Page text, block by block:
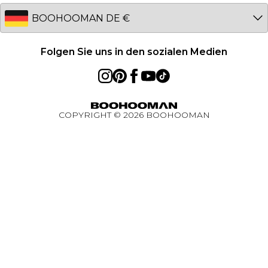
Studentenrabatt - Unidays
Studentenrabatt - Student Beans
Student Discount
Essential worker rabatt
BOOHOOMAN App
EU
Folgen Sie uns in den sozialen Medien
COPYRIGHT © 2026BOOHOOMAN